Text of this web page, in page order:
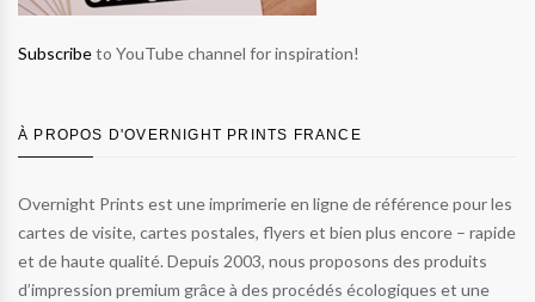
Subscribeto YouTube channel for inspiration!
À PROPOS D'OVERNIGHT PRINTS FRANCE
Overnight Prints est une imprimerie en ligne de référence pour les
cartes de visite, cartes postales, flyers et bien plus encore – rapide
et de haute qualité. Depuis 2003, nous proposons des produits
d’impression premium grâce à des procédés écologiques et une